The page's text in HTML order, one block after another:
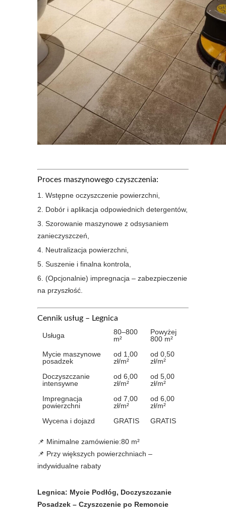
Proces maszynowego czyszczenia:
Wstępne oczyszczenie powierzchni,
Dobór i aplikacja odpowiednich detergentów,
Szorowanie maszynowe z odsysaniem
zanieczyszczeń,
Neutralizacja powierzchni,
Suszenie i finalna kontrola,
(Opcjonalnie) impregnacja – zabezpieczenie
na przyszłość.
Cennik usług – Legnica
Usługa
80–800
m²
Powyżej
800 m²
Mycie maszynowe
posadzek
od 1,00
zł/m²
od 0,50
zł/m²
Doczyszczanie
intensywne
od 6,00
zł/m²
od 5,00
zł/m²
Impregnacja
powierzchni
od 7,00
zł/m²
od 6,00
zł/m²
Wycena i dojazd
GRATIS GRATIS
📌 Minimalne zamówienie:80 m²
📌 Przy większych powierzchniach –
indywidualne rabaty
Legnica: Mycie Podłóg, Doczyszczanie
Posadzek – Czyszczenie po Remoncie